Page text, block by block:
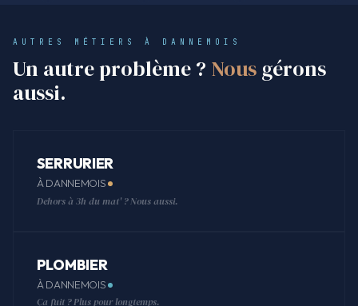
AUTRES MÉTIERS À DANNEMOIS
Un autre problème ? Nousgérons
aussi.
SERRURIER
À DANNEMOIS
Dehors à 3h du mat' ? Nous aussi.
PLOMBIER
À DANNEMOIS
Ça fuit ? Plus pour longtemps.